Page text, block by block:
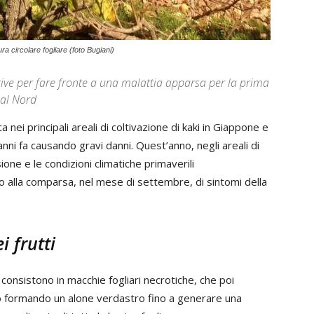
circolare fogliare (foto Bugiani)
per fare fronte a una malattia apparsa per la prima
Nord
nei principali areali di coltivazione di kaki in Giappone e
fa causando gravi danni. Quest’anno, negli areali di
e le condizioni climatiche primaverili
comparsa, nel mese di settembre, di sintomi della
frutti
in macchie fogliari necrotiche, che poi
formando un alone verdastro fino a generare una